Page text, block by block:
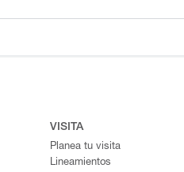
VISITA
Planea tu visita
Lineamientos